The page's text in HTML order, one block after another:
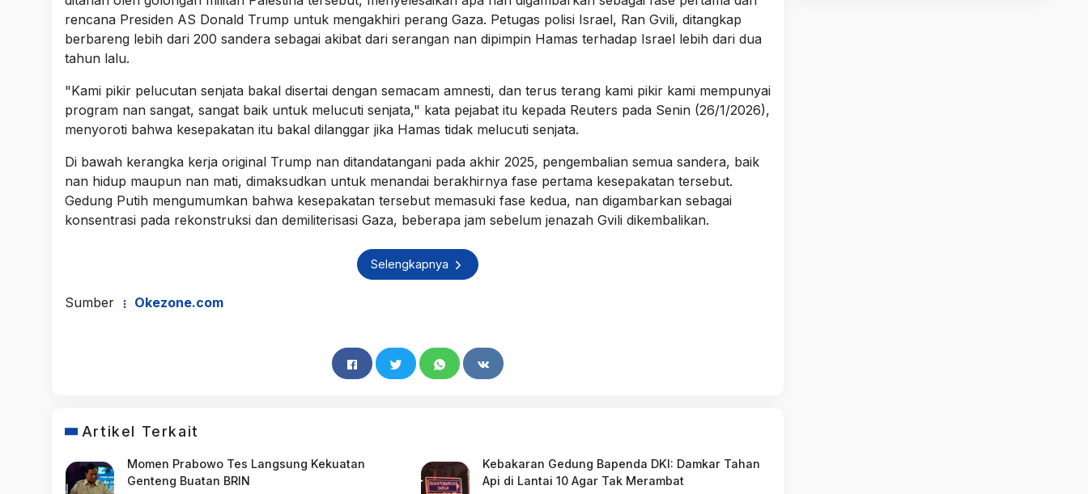
rencana Presiden AS Donald Trump untuk mengakhiri perang Gaza. Petugas polisi Israel, Ran Gvili, ditangkap
berbareng lebih dari 200 sandera sebagai akibat dari serangan nan dipimpin Hamas terhadap Israel lebih dari dua
tahun lalu.
"Kami pikir pelucutan senjata bakal disertai dengan semacam amnesti, dan terus terang kami pikir kami mempunyai
program nan sangat, sangat baik untuk melucuti senjata," kata pejabat itu kepada Reuters pada Senin (26/1/2026),
menyoroti bahwa kesepakatan itu bakal dilanggar jika Hamas tidak melucuti senjata.
Di bawah kerangka kerja original Trump nan ditandatangani pada akhir 2025, pengembalian semua sandera, baik
nan hidup maupun nan mati, dimaksudkan untuk menandai berakhirnya fase pertama kesepakatan tersebut.
Gedung Putih mengumumkan bahwa kesepakatan tersebut memasuki fase kedua, nan digambarkan sebagai
konsentrasi pada rekonstruksi dan demiliterisasi Gaza, beberapa jam sebelum jenazah Gvili dikembalikan.
Selengkapnya
Sumber Okezone.com
Artikel Terkait
Momen Prabowo Tes Langsung Kekuatan
Genteng Buatan BRIN
Kebakaran Gedung Bapenda DKI: Damkar Tahan
Api di Lantai 10 Agar Tak Merambat